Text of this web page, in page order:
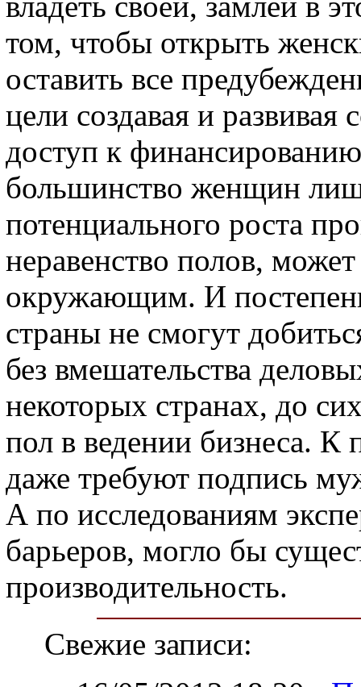
том, чтобы открыть
оставить все
цели создавая и развивая
доступ к
большинство женщин
потенциального роста
неравенство полов,
окружающим. И
страны не смогут
без вмешательства
некоторых странах, до
пол в ведении бизнеса. К
даже требуют подпись
А по исследованиям
барьеров, могло бы
производительность.
Свежие записи: